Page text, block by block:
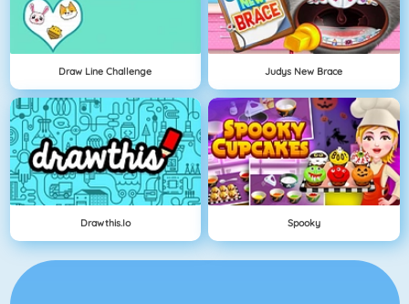
Draw Line Challenge Judys New Brace
Drawthis.io Spooky